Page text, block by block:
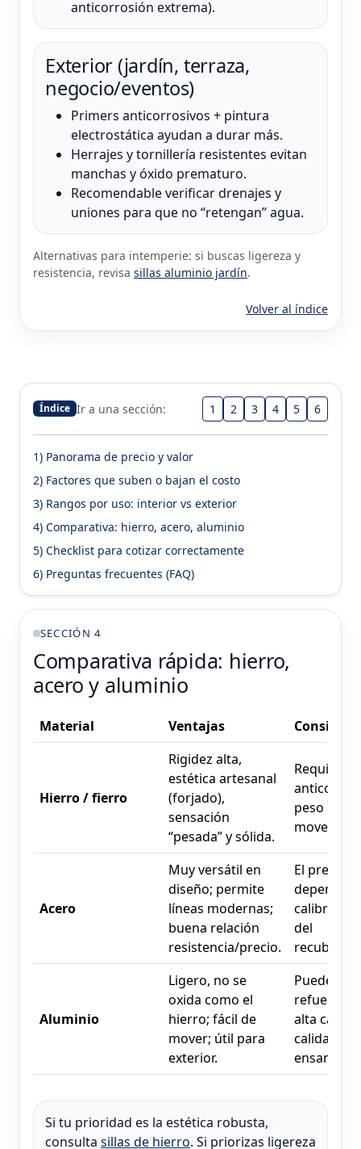
anticorrosión extrema).
Exterior (jardín, terraza,
negocio/eventos)
Primers anticorrosivos + pintura
electrostática ayudan a durar más.
Herrajes y tornillería resistentes evitan
manchas y óxido prematuro.
Recomendable verificar drenajes y
uniones para que no “retengan” agua.
Alternativas para intemperie: si buscas ligereza y
resistencia, revisa sillas aluminio jardín.
Volver al índice
Índice Ir a una sección: 1 2 3 4 5 6
1) Panorama de precio y valor
2) Factores que suben o bajan el costo
3) Rangos por uso: interior vs exterior
4) Comparativa: hierro, acero, aluminio
5) Checklist para cotizar correctamente
6) Preguntas frecuentes (FAQ)
SECCIÓN 4
Comparativa rápida: hierro,
acero y aluminio
Material Ventajas
Hierro / fierro
Rigidez alta,
estética artesanal
(forjado),
sensación
“pesada” y sólida.
Requiere
peso
mover o
Acero
Muy versátil en
diseño; permite
líneas modernas;
buena relación
resistencia/precio.
El precio
depende
calibre y
del
Aluminio
Ligero, no se
oxida como el
hierro; fácil de
mover; útil para
exterior.
Puede
refuerzos
alta
calidad del
ensamble.
Si tu prioridad es la estética robusta,
consulta sillas de hierro. Si priorizas ligereza